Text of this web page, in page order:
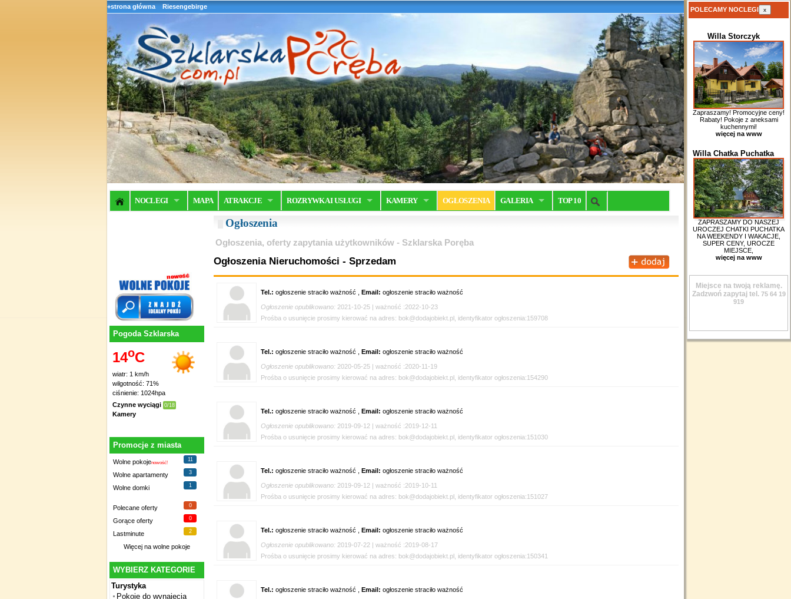
+strona główna Riesengebirge
NOCLEGI MAPA ATRAKCJE ROZRYWKA I USŁUGI KAMERY OGŁOSZENIA GALERIA TOP 10
Pogoda Szklarska
14oC
wiatr: 1 km/h
wilgotność: 71%
ciśnienie: 1024hpa
Czynne wyciągi 0/18
Kamery
Promocje z miasta
Wolne pokojenowość!
11
Wolne apartamenty 3
Wolne domki 1
Polecane oferty 0
Gorące oferty 0
Lastminute 2
Więcej na wolne pokoje
WYBIERZ KATEGORIE
Turystyka
Pokoje do wynajęcia
Ogłoszenia
Ogłoszenia, oferty zapytania użytkowników - Szklarska Poręba
Ogłoszenia Nieruchomości - Sprzedam
Tel.: ogłoszenie straciło ważność , Email: ogłoszenie straciło ważność
Ogłoszenie opublikowano: 2021-10-25 | ważność :2022-10-23
Prośba o usunięcie prosimy kierować na adres: bok@dodajobiekt.pl, identyfikator ogłoszenia:159708
Tel.: ogłoszenie straciło ważność , Email: ogłoszenie straciło ważność
Ogłoszenie opublikowano: 2020-05-25 | ważność :2020-11-19
Prośba o usunięcie prosimy kierować na adres: bok@dodajobiekt.pl, identyfikator ogłoszenia:154290
Tel.: ogłoszenie straciło ważność , Email: ogłoszenie straciło ważność
Ogłoszenie opublikowano: 2019-09-12 | ważność :2019-12-11
Prośba o usunięcie prosimy kierować na adres: bok@dodajobiekt.pl, identyfikator ogłoszenia:151030
Tel.: ogłoszenie straciło ważność , Email: ogłoszenie straciło ważność
Ogłoszenie opublikowano: 2019-09-12 | ważność :2019-10-11
Prośba o usunięcie prosimy kierować na adres: bok@dodajobiekt.pl, identyfikator ogłoszenia:151027
Tel.: ogłoszenie straciło ważność , Email: ogłoszenie straciło ważność
Ogłoszenie opublikowano: 2019-07-22 | ważność :2019-08-17
Prośba o usunięcie prosimy kierować na adres: bok@dodajobiekt.pl, identyfikator ogłoszenia:150341
Tel.: ogłoszenie straciło ważność , Email: ogłoszenie straciło ważność
POLECAMY NOCLEGI x
Willa Storczyk
Zapraszamy! Promocyjne ceny!
Rabaty! Pokoje z aneksami
kuchennymi!
więcej na www
Willa Chatka Puchatka
ZAPRASZAMY DO NASZEJ
UROCZEJ CHATKI PUCHATKA
NA WEEKENDY I WAKACJE,
SUPER CENY, UROCZE
MIEJSCE,
więcej na www
Miejsce na twoją reklamę.
Zadzwoń zapytaj tel. 75 64 19
919